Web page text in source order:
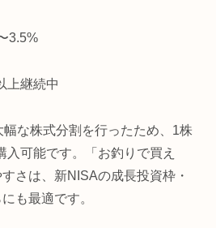
3.5%
上継続中
な株式分割を行ったため、1株
入可能です。「お釣りで買え
さは、新NISAの成長投資枠・
も最適です。